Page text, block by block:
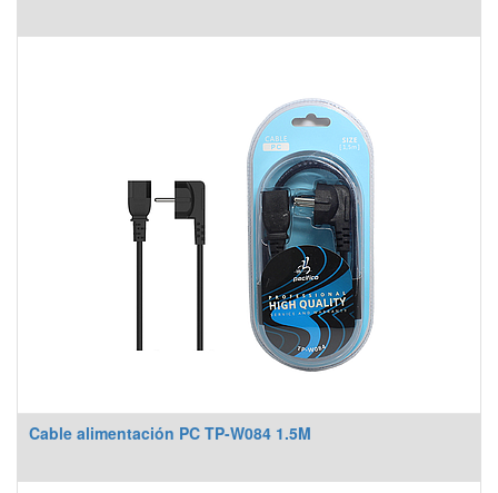
Cable alimentación PC TP-W084 1.5M